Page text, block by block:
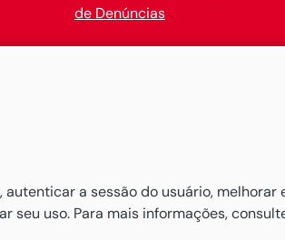
de Denúncias
a sessão do usuário, melhorar
seu uso. Para mais informações,